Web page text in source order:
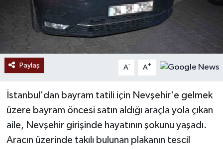
Paylaş A- A+
İstanbul'dan bayram tatili için Nevşehir'e gelmek
üzere bayram öncesi satın aldığı araçla yola çıkan
aile, Nevşehir girişinde hayatının şokunu yaşadı.
Aracın üzerinde takılı bulunan plakanın tescil